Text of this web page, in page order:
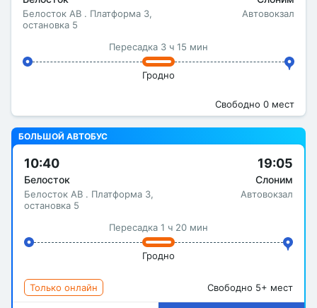
Белосток АВ . Платформа 3,
остановка 5
Автовокзал
Пересадка 3 ч 15 мин
Гродно
Свободно 0 мест
БОЛЬШОЙ АВТОБУС
10:40
Белосток
Белосток АВ . Платформа 3,
остановка 5
19:05
Слоним
Автовокзал
Пересадка 1 ч 20 мин
Гродно
Только онлайн Свободно 5+ мест